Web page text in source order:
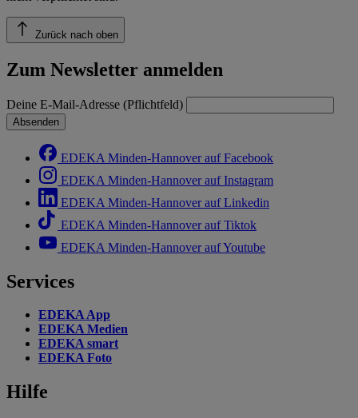
Zurück nach oben
Zum Newsletter anmelden
Deine E-Mail-Adresse (Pflichtfeld)
Absenden
EDEKA Minden-Hannover auf Facebook
EDEKA Minden-Hannover auf Instagram
EDEKA Minden-Hannover auf Linkedin
EDEKA Minden-Hannover auf Tiktok
EDEKA Minden-Hannover auf Youtube
Services
EDEKA App
EDEKA Medien
EDEKA smart
EDEKA Foto
Hilfe